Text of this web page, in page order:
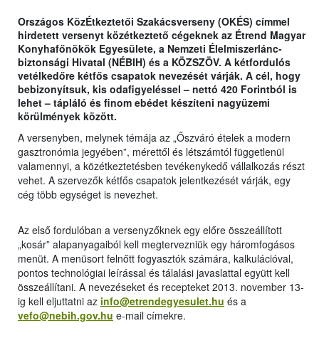
Országos KözÉtkeztetői Szakácsverseny (OKÉS) címmel
hirdetett versenyt közétkeztető cégeknek az Étrend Magyar
Konyhafőnökök Egyesülete, a Nemzeti Élelmiszerlánc-
biztonsági Hivatal (NÉBIH) és a KÖZSZÖV. A kétfordulós
vetélkedőre kétfős csapatok nevezését várják. A cél, hogy
bebizonyítsuk, kis odafigyeléssel – nettó 420 Forintból is
lehet – tápláló és finom ebédet készíteni nagyüzemi
körülmények között.
A versenyben, melynek témája az „Őszváró ételek a modern
gasztronómia jegyében”, mérettől és létszámtól függetlenül
valamennyi, a közétkeztetésben tevékenykedő vállalkozás részt
vehet. A szervezők kétfős csapatok jelentkezését várják, egy
cég több egységet is nevezhet.
Az első fordulóban a versenyzőknek egy előre összeállított
„kosár” alapanyagaiból kell megtervezniük egy háromfogásos
menüt. A menüsort felnőtt fogyasztók számára, kalkulációval,
pontos technológiai leírással és tálalási javaslattal együtt kell
összeállítani. A nevezéseket és recepteket 2013. november 13-
ig kell eljuttatni az info@etrendegyesulet.hu és a
vefo@nebih.gov.hu e-mail címekre.